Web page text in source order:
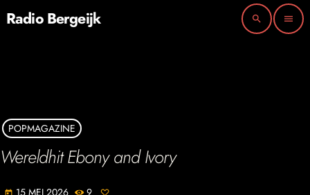
Radio Bergeijk search menu
POPMAGAZINE
Wereldhit Ebony and Ivory